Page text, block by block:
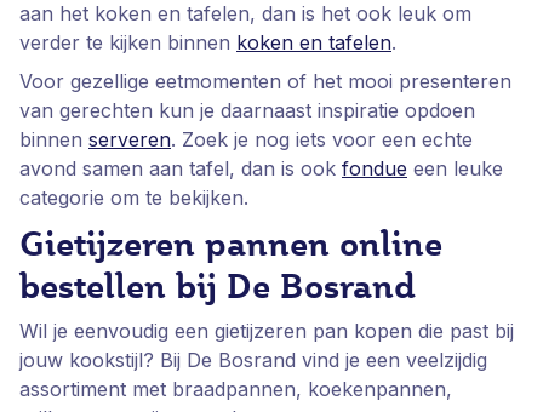
aan het koken en tafelen, dan is het ook leuk om
verder te kijken binnen koken en tafelen.
Voor gezellige eetmomenten of het mooi presenteren
van gerechten kun je daarnaast inspiratie opdoen
binnen serveren. Zoek je nog iets voor een echte
avond samen aan tafel, dan is ook fondue een leuke
categorie om te bekijken.
Gietijzeren pannen online
bestellen bij De Bosrand
Wil je eenvoudig een gietijzeren pan kopen die past bij
jouw kookstijl? Bij De Bosrand vind je een veelzijdig
assortiment met braadpannen, koekenpannen,